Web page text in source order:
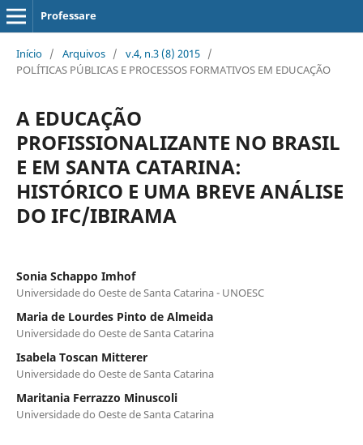
Professare
Início / Arquivos / v.4, n.3 (8) 2015 /
POLÍTICAS PÚBLICAS E PROCESSOS FORMATIVOS EM EDUCAÇÃO
A EDUCAÇÃO
PROFISSIONALIZANTE NO BRASIL
E EM SANTA CATARINA:
HISTÓRICO E UMA BREVE ANÁLISE
DO IFC/IBIRAMA
Sonia Schappo Imhof
Universidade do Oeste de Santa Catarina - UNOESC
Maria de Lourdes Pinto de Almeida
Universidade do Oeste de Santa Catarina
Isabela Toscan Mitterer
Universidade do Oeste de Santa Catarina
Maritania Ferrazzo Minuscoli
Universidade do Oeste de Santa Catarina